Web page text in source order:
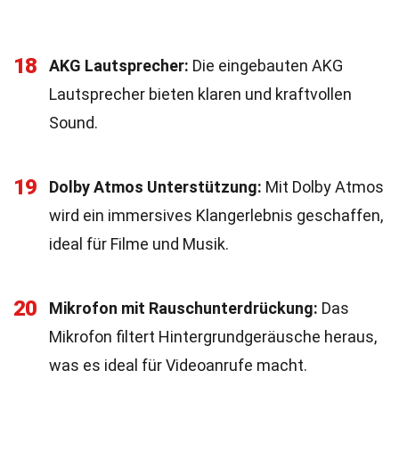
18 AKG Lautsprecher: Die eingebauten AKG
Lautsprecher bieten klaren und kraftvollen
Sound.
19 Dolby Atmos Unterstützung: Mit Dolby Atmos
wird ein immersives Klangerlebnis geschaffen,
ideal für Filme und Musik.
20 Mikrofon mit Rauschunterdrückung: Das
Mikrofon filtert Hintergrundgeräusche heraus,
was es ideal für Videoanrufe macht.